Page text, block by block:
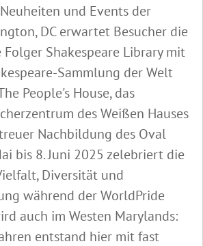
und Events der
DC erwartet Besucher die
Shakespeare Library mit
Sammlung der Welt
People's House, das
des Weißen Hauses
Nachbildung des Oval
bis 8. Juni 2025 zelebriert die
Diversität und
während der WorldPride
auch im Westen Marylands:
entstand hier mit fast